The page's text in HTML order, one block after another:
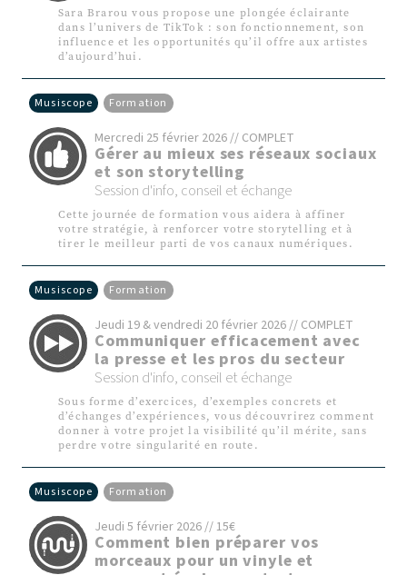
Sara Brarou vous propose une plongée éclairante
dans l’univers de TikTok : son fonctionnement, son
influence et les opportunités qu’il offre aux artistes
d’aujourd’hui.
Musiscope Formation
Mercredi 25 février 2026 // COMPLET
Gérer au mieux ses réseaux sociaux
et son storytelling
Session d'info, conseil et échange
Cette journée de formation vous aidera à affiner
votre stratégie, à renforcer votre storytelling et à
tirer le meilleur parti de vos canaux numériques.
Musiscope Formation
Jeudi 19 & vendredi 20 février 2026 // COMPLET
Communiquer efficacement avec
la presse et les pros du secteur
Session d'info, conseil et échange
Sous forme d’exercices, d’exemples concrets et
d’échanges d’expériences, vous découvrirez comment
donner à votre projet la visibilité qu’il mérite, sans
perdre votre singularité en route.
Musiscope Formation
Jeudi 5 février 2026 // 15€
Comment bien préparer vos
morceaux pour un vinyle et